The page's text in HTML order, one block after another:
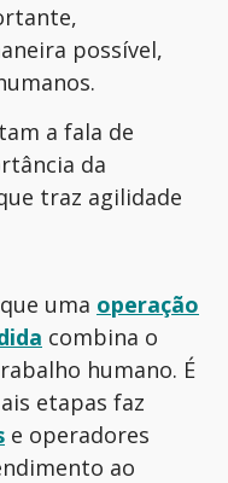
possível,
a fala de
da
traz agilidade
uma operação
combina o
humano. É
etapas faz
e operadores
ao